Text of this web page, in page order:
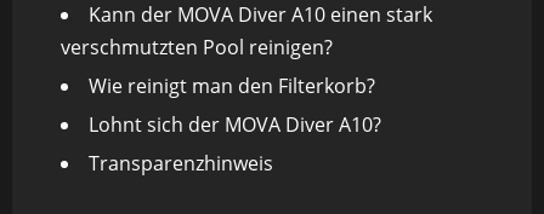
Kann der MOVA Diver A10 einen stark
verschmutzten Pool reinigen?
Wie reinigt man den Filterkorb?
Lohnt sich der MOVA Diver A10?
Transparenzhinweis